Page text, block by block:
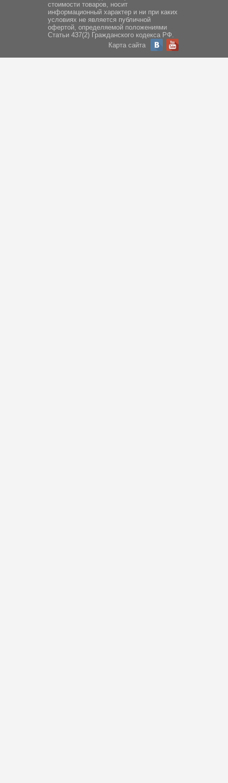
стоимости товаров, носит
информационный характер и ни при каких
условиях не является публичной
офертой, определяемой положениями
Статьи 437(2) Гражданского кодекса РФ.
Карта сайта